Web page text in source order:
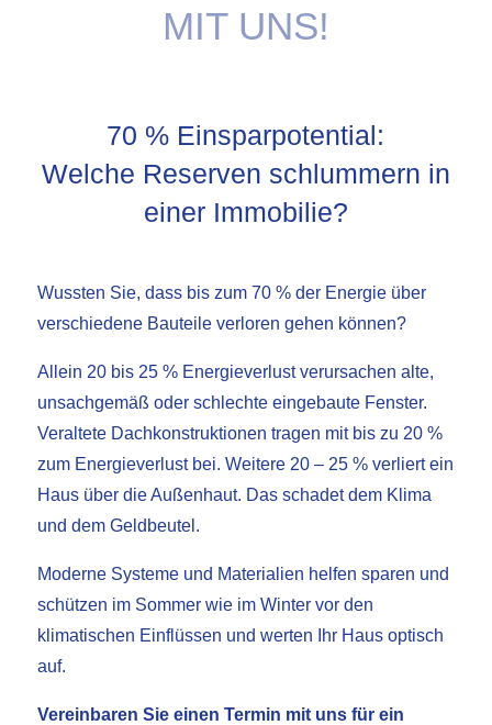
MIT UNS!
70 % Einsparpotential:
Welche Reserven schlummern in
einer Immobilie?
Wussten Sie, dass bis zum 70 % der Energie über
verschiedene Bauteile verloren gehen können?
Allein 20 bis 25 % Energieverlust verursachen alte,
unsachgemäß oder schlechte eingebaute Fenster.
Veraltete Dachkonstruktionen tragen mit bis zu 20 %
zum Energieverlust bei. Weitere 20 – 25 % verliert ein
Haus über die Außenhaut. Das schadet dem Klima
und dem Geldbeutel.
Moderne Systeme und Materialien helfen sparen und
schützen im Sommer wie im Winter vor den
klimatischen Einflüssen und werten Ihr Haus optisch
auf.
Vereinbaren Sie einen Termin mit uns für ein